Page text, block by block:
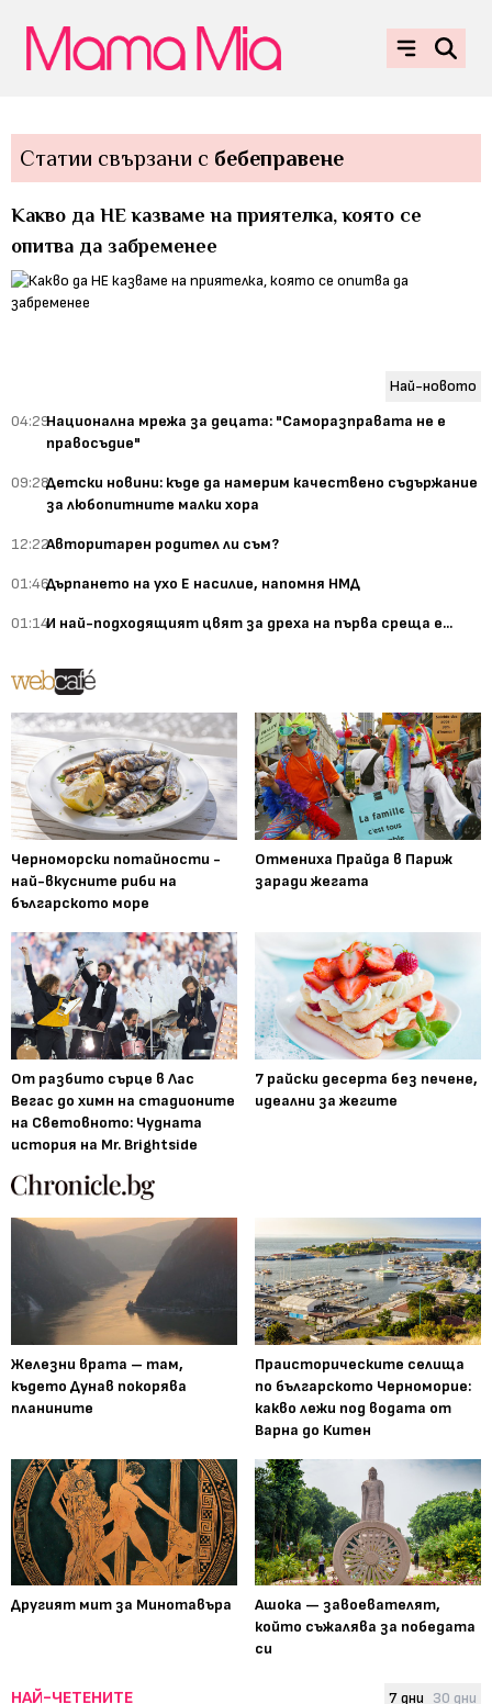
Статии свързани с бебеправене
Какво да НЕ казваме на приятелка, която се
опитва да забременее
Най-новото
04:29Национална мрежа за децата: "Саморазправата не е
правосъдие"
09:28Детски новини: къде да намерим качествено съдържание
за любопитните малки хора
12:22Авторитарен родител ли съм?
01:46Дърпането на ухо Е насилие, напомня НМД
01:14И най-подходящият цвят за дреха на първа среща е...
Черноморски потайности -
най-вкусните риби на
българското море
Отмениха Прайда в Париж
заради жегата
От разбито сърце в Лас
Вегас до химн на стадионите
на Световното: Чудната
история на Mr. Brightside
7 райски десерта без печене,
идеални за жегите
Железни врата – там,
където Дунав покорява
планините
Праисторическите селища
по българското Черноморие:
какво лежи под водата от
Варна до Китен
Другият мит за Минотавъра
Ашока — завоевателят,
който съжалява за победата
си
НАЙ-ЧЕТЕНИТЕ 7 дни 30 дни